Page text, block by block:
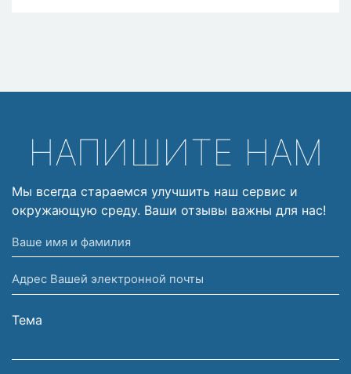
НАПИШИТЕ НАМ
Мы всегда стараемся улучшить наш сервис и
окружающую среду. Ваши отзывы важны для нас!
Ваше
имя
и
фамилия
Адрес
Вашей
электронной
Тема